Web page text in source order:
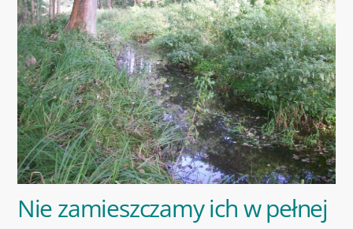
Nie zamieszczamy ich w pełnej